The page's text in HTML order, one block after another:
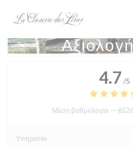
4.7 /5
Μέση βαθμολογία —
Υπηρεσία